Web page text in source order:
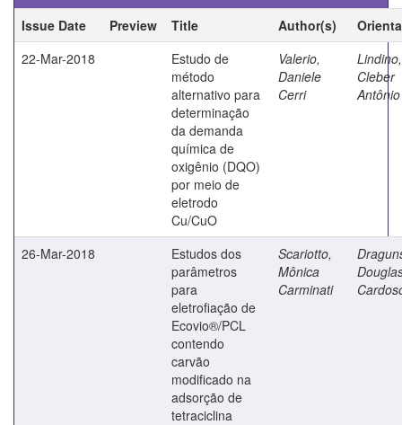
Issue Date
Preview Title Author(s)
22-Mar-2018
Estudo de
método
alternativo para
determinação
da demanda
química de
oxigênio (DQO)
por meio de
eletrodo
Cu/CuO
Valerio,
Daniele
Cerri
Lindino,
Cleber
Antônio
26-Mar-2018
Estudos dos
parâmetros
para
eletrofiação de
Ecovio®/PCL
contendo
carvão
modificado na
adsorção de
tetraciclina
Scariotto,
Mônica
Carminati